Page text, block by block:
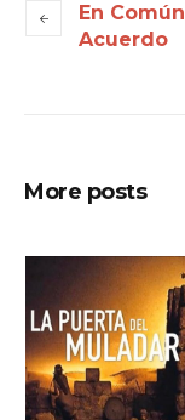
En Común
Acuerdo
More posts